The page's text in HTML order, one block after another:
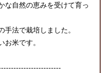
な自然の恵みを受けて育っ
法で栽培しました。
米です。